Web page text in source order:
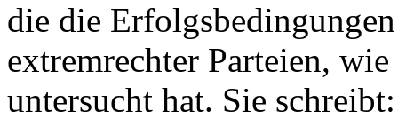
die die
extremrechter Parteien,
untersucht hat. Sie schreibt: